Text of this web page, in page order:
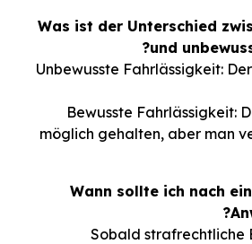
4. Was ist der Unterschied
und
Unbewusste Fahrlässigkeit:
Bewusste Fahrlässigkeit:
möglich gehalten, aber man
5. Wann sollte ich nach
Sobald strafrechtliche